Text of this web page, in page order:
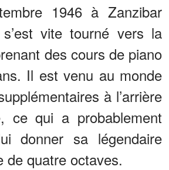
1946 à Zanzibar
vite tourné vers la
des cours de piano
Il est venu au monde
à l’arrière
ce qui a probablement
donner sa légendaire
de quatre octaves.